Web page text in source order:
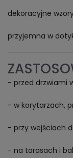
dekoracyjne
przyjemna w
- przed drzwiami
- w korytarzach,
- przy wejściach
- na tarasach i